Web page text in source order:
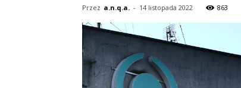
Przez a.n.q.a. - 14 listopada 2022 863